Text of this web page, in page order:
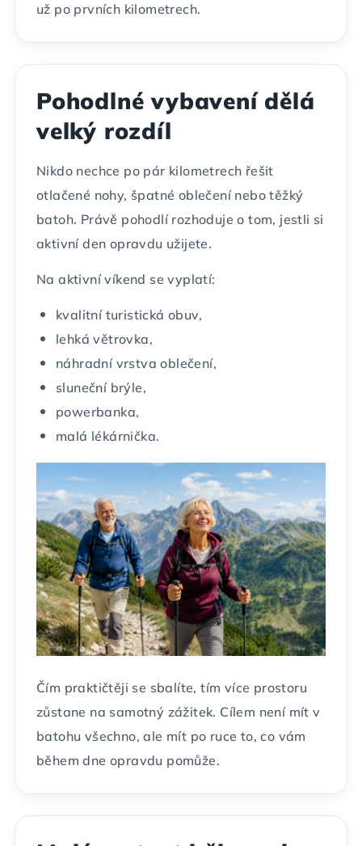
už po prvních kilometrech.
Pohodlné vybavení dělá
velký rozdíl
Nikdo nechce po pár kilometrech řešit
otlačené nohy, špatné oblečení nebo těžký
batoh. Právě pohodlí rozhoduje o tom, jestli si
aktivní den opravdu užijete.
Na aktivní víkend se vyplatí:
kvalitní turistická obuv,
lehká větrovka,
náhradní vrstva oblečení,
sluneční brýle,
powerbanka,
malá lékárnička.
Čím praktičtěji se sbalíte, tím více prostoru
zůstane na samotný zážitek. Cílem není mít v
batohu všechno, ale mít po ruce to, co vám
během dne opravdu pomůže.